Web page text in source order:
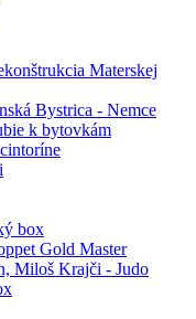
Materskej
Bystrica - Nemce
k bytovkám
box
Gold Master
Miloš Krajči - Judo